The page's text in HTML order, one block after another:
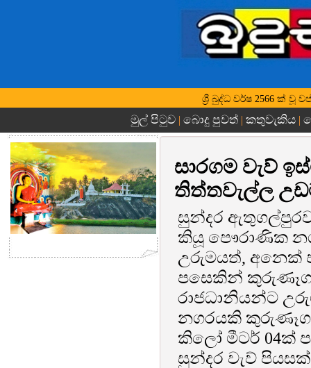
ශ්‍රී බුද්ධ වර්ෂ 2566 ක් වූ
මුල් පිටුව | බොදු පුවත්| කතුවැකිය|
සාරගම වැව්
තිත්තවැල්ල
සුන්දර
කියූ පෞරාණික
උරුමයත්, අනෙක්
පසෙකින්
රාජධානියන්ට
නගරයකි
කිලෝ මීටර් 04ක්
සුන්දර වැව්